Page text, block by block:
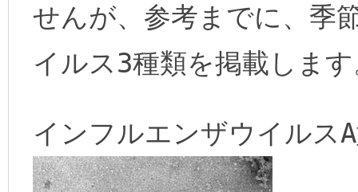
せんが、参考までに、季
イルス3種類を掲載しま
インフルエンザウイルス